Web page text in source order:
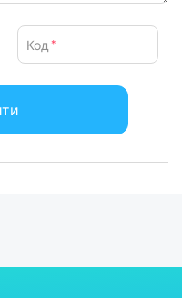
Код *